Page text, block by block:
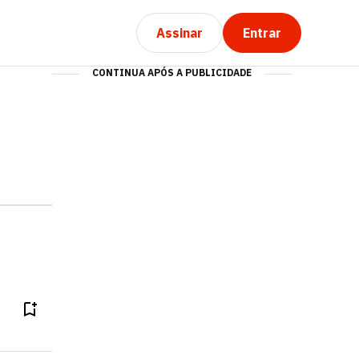
Assinar Entrar
CONTINUA APÓS A PUBLICIDADE